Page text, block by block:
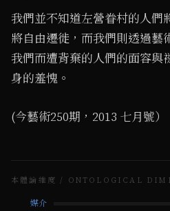
我們並不知道左營眷村的人們
將自由遷徙，而我們則透過藝
我們而遭背棄的人們的面容與
身的羞愧。
(今藝術250期，2013 七月號）
本體論維度 / ONTOLOGICAL
媒介